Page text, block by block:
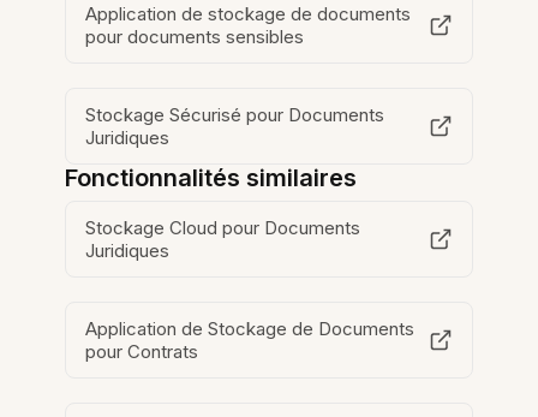
Application de stockage de documents
pour documents sensibles
Stockage Sécurisé pour Documents
Juridiques
Fonctionnalités similaires
Stockage Cloud pour Documents
Juridiques
Application de Stockage de Documents
pour Contrats